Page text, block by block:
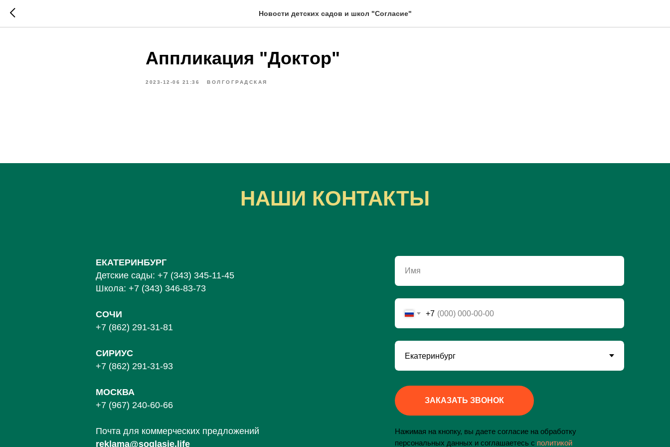
Новости детских садов и школ "Согласие"
Аппликация "Доктор"
2023-12-06 21:36 ВОЛГОГРАДСКАЯ
НАШИ КОНТАКТЫ
ЕКАТЕРИНБУРГ
Детские сады: +7 (343) 345-11-45
Школа: +7 (343) 346-83-73
СОЧИ
+7 (862) 291-31-81
СИРИУС
+7 (862) 291-31-93
МОСКВА
+7 (967) 240-60-66
Почта для коммерческих предложений
reklama@soglasie.life
Имя
+7
ЗАКАЗАТЬ ЗВОНОК
Нажимая на кнопку, вы даете согласие на обработку
персональных данных и соглашаетесь c политикой